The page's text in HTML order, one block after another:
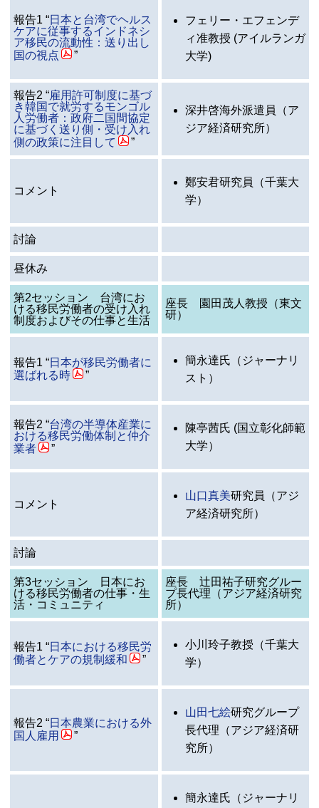
報告1 “日本と台湾でヘルス
ケアに従事するインドネシ
ア移民の流動性：送り出し
国の視点
”
フェリー・エフェンデ
ィ准教授 (アイルランガ
大学)
報告2 “雇用許可制度に基づ
き韓国で就労するモンゴル
人労働者：政府二国間協定
に基づく送り側・受け入れ
側の政策に注目して
”
深井啓海外派遣員（ア
ジア経済研究所）
コメント
鄭安君研究員（千葉大
学）
討論
昼休み
第2セッション 台湾にお
ける移民労働者の受け入れ
制度およびその仕事と生活
座長 園田茂人教授（東文
研）
報告1 “日本が移民労働者に
選ばれる時
”
簡永達氏（ジャーナリ
スト）
報告2 “台湾の半導体産業に
おける移民労働体制と仲介
業者
”
陳亭茜氏 (国立彰化師範
大学）
コメント
山口真美研究員（アジ
ア経済研究所）
討論
第3セッション 日本にお
ける移民労働者の仕事・生
活・コミュニティ
座長 辻田祐子研究グルー
プ長代理（アジア経済研究
所）
報告1 “日本における移民労
働者とケアの規制緩和
”
小川玲子教授（千葉大
学）
報告2 “日本農業における外
国人雇用
”
山田七絵研究グループ
長代理（アジア経済研
究所）
簡永達氏（ジャーナリ